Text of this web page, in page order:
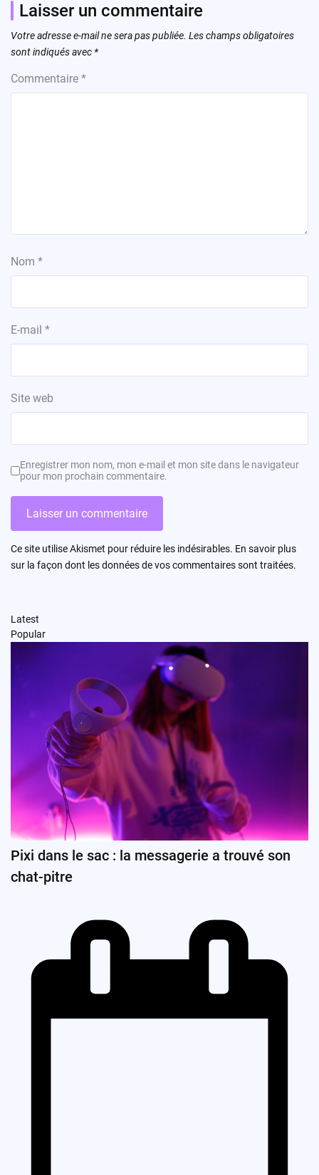
Laisser un commentaire
Votre adresse e-mail ne sera pas publiée. Les champs obligatoires
sont indiqués avec *
Commentaire *
Nom *
E-mail *
Site web
Enregistrer mon nom, mon e-mail et mon site dans le navigateur
pour mon prochain commentaire.
Ce site utilise Akismet pour réduire les indésirables. En savoir plus
sur la façon dont les données de vos commentaires sont traitées.
Latest
Popular
Pixi dans le sac : la messagerie a trouvé son
chat-pitre